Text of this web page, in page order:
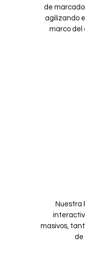
de
agilizando
marco del
Nuestra
masivos,
de